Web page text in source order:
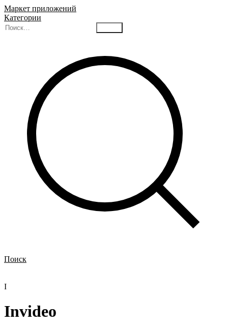
Маркет приложений
Категории
Поиск
I
Invideo